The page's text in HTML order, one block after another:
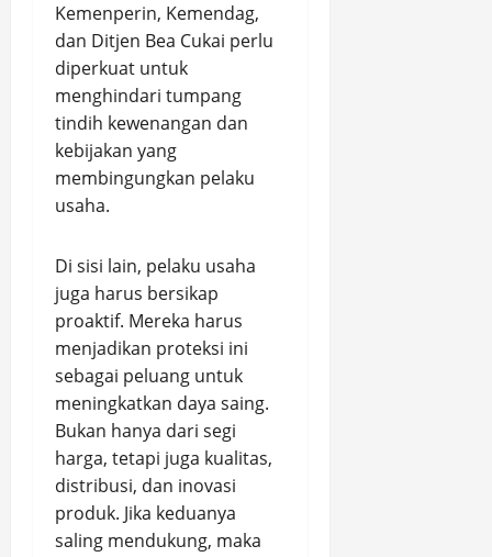
Kemenperin, Kemendag,
dan Ditjen Bea Cukai perlu
diperkuat untuk
menghindari tumpang
tindih kewenangan dan
kebijakan yang
membingungkan pelaku
usaha.
Di sisi lain, pelaku usaha
juga harus bersikap
proaktif. Mereka harus
menjadikan proteksi ini
sebagai peluang untuk
meningkatkan daya saing.
Bukan hanya dari segi
harga, tetapi juga kualitas,
distribusi, dan inovasi
produk. Jika keduanya
saling mendukung, maka